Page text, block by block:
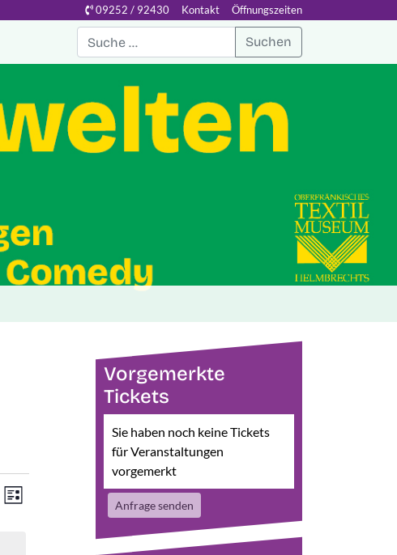
09252 / 92430 Kontakt Öffnungszeiten
Suchen
Ansichten-
Navigation
Veranstaltung
Ansichten-
Navigation
Liste
Vorgemerkte
Tickets
Sie haben noch keine Tickets
für Veranstaltungen
vorgemerkt
Anfrage senden